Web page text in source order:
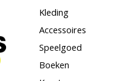
Kleding
Accessoires
Speelgoed
Boeken